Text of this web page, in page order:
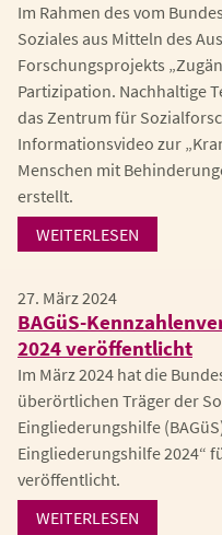
Im Rahmen des vom
Soziales aus Mitteln des
Forschungsprojekts
Partizipation. Nachhaltige
das Zentrum für
Informationsvideo zur
Menschen mit
erstellt.
WEITERLESEN
27. März 2024
BAGüS-
2024 veröffentlicht
Im März 2024 hat die
überörtlichen Träger der
Eingliederungshilfe
Eingliederungshilfe 2024“
veröffentlicht.
WEITERLESEN